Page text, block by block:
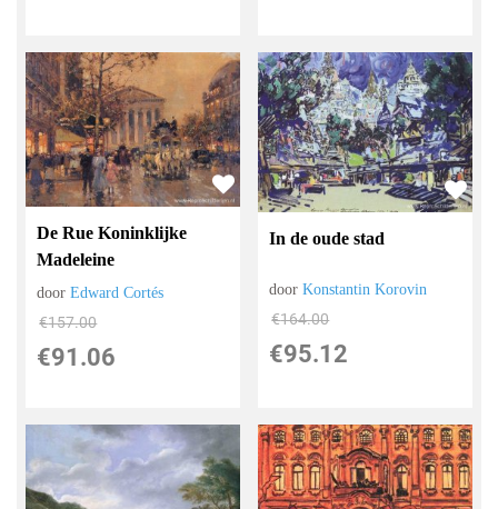
De Rue Koninklijke
Madeleine
doorEdward Cortés
€157.00
€91.06
In de oude stad
doorKonstantin Korovin
€164.00
€95.12